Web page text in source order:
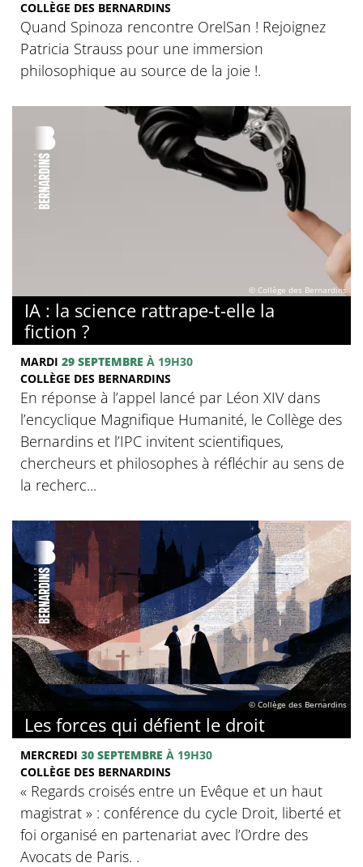
COLLÈGE DES BERNARDINS
Quand Spinoza rencontre OrelSan ! Rejoignez
Patricia Strauss pour une immersion
philosophique au source de la joie !.
© Collège des Bernardins
IA : la science rattrape-t-elle la
fiction ?
MARDI 29 SEPTEMBRE À 19H30
COLLÈGE DES BERNARDINS
En réponse à l’appel lancé par Léon XIV dans
l’encyclique Magnifique Humanité, le Collège des
Bernardins et l’IPC invitent scientifiques,
chercheurs et philosophes à réfléchir au sens de
la recherc...
© Collège des Bernardins
Les forces qui défient le droit
MERCREDI 30 SEPTEMBRE À 19H30
COLLÈGE DES BERNARDINS
« Regards croisés entre un Evêque et un haut
magistrat » : conférence du cycle Droit, liberté et
foi organisé en partenariat avec l’Ordre des
Avocats de Paris. .